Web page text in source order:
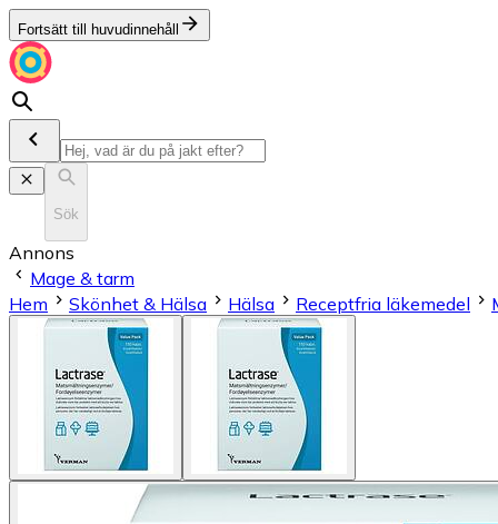
Fortsätt till huvudinnehåll
Sök
Annons
Mage & tarm
Hem
Skönhet & Hälsa Hälsa Receptfria läkemedel